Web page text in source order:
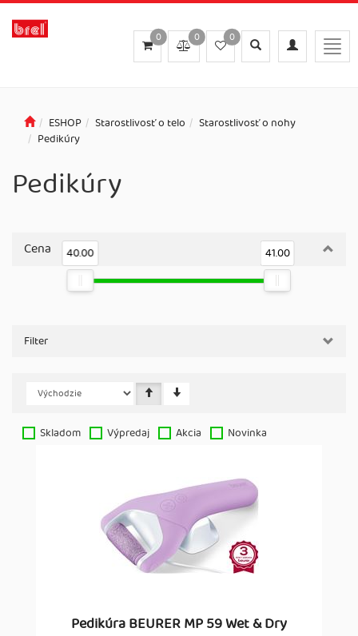
Toggle
navigation
Toggle
search
0
0
0
ESHOP Starostlivosť o telo
Starostlivosť o nohy
Pedikúry
Pedikúry
Cena 40.00 41.00
Filter
Skladom Výpredaj Akcia Novinka
Pedikúra BEURER MP 59 Wet & Dry